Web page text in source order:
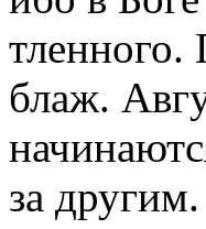
блаж.
за